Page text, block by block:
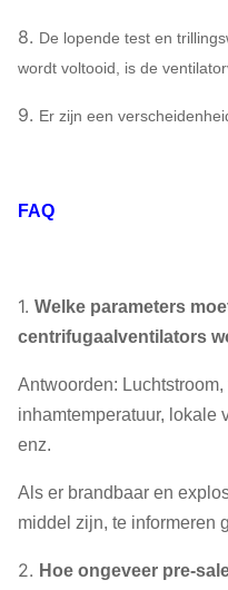
Facultatief
componenten
8. De lopende test en
wordt voltooid, is de
9. Er zijn een
FAQ
1. Welke parameters
centrifugaalventilators
Antwoorden:
inhamtemperatuur, lokale
enz.
Als er brandbaar en
middel zijn, te informeren
2. Hoe ongeveer pre-